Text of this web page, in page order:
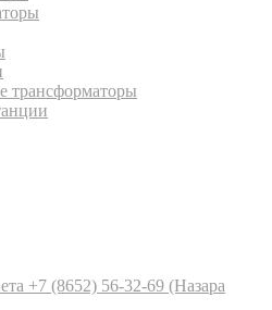
трансформаторы
+7 (8652) 56-32-69 (Назара